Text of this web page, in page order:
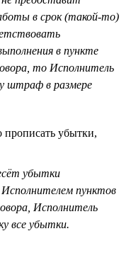
в срок (такой-то)
в пункте
то Исполнитель
штраф в размере
убытки,
убытки
пунктов
Исполнитель
все убытки.